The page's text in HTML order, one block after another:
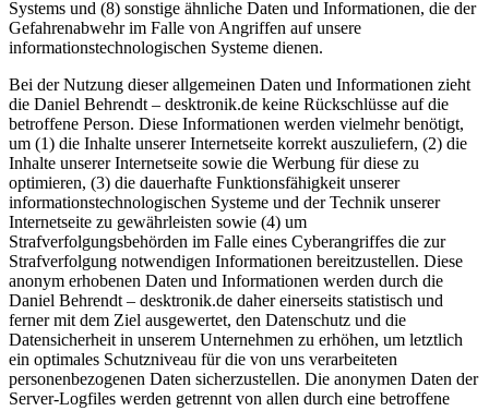
Systems und (8) sonstige ähnliche Daten und Informationen, die der
Gefahrenabwehr im Falle von Angriffen auf unsere
informationstechnologischen Systeme dienen.
Bei der Nutzung dieser allgemeinen Daten und Informationen zieht
die Daniel Behrendt – desktronik.de keine Rückschlüsse auf die
betroffene Person. Diese Informationen werden vielmehr benötigt,
um (1) die Inhalte unserer Internetseite korrekt auszuliefern, (2) die
Inhalte unserer Internetseite sowie die Werbung für diese zu
optimieren, (3) die dauerhafte Funktionsfähigkeit unserer
informationstechnologischen Systeme und der Technik unserer
Internetseite zu gewährleisten sowie (4) um
Strafverfolgungsbehörden im Falle eines Cyberangriffes die zur
Strafverfolgung notwendigen Informationen bereitzustellen. Diese
anonym erhobenen Daten und Informationen werden durch die
Daniel Behrendt – desktronik.de daher einerseits statistisch und
ferner mit dem Ziel ausgewertet, den Datenschutz und die
Datensicherheit in unserem Unternehmen zu erhöhen, um letztlich
ein optimales Schutzniveau für die von uns verarbeiteten
personenbezogenen Daten sicherzustellen. Die anonymen Daten der
Server-Logfiles werden getrennt von allen durch eine betroffene